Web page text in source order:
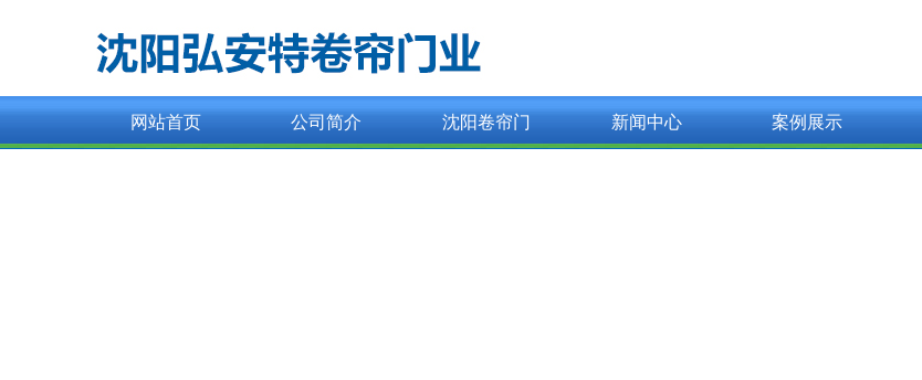
网站首页 公司简介 沈阳卷帘门 新闻中心 案例展示